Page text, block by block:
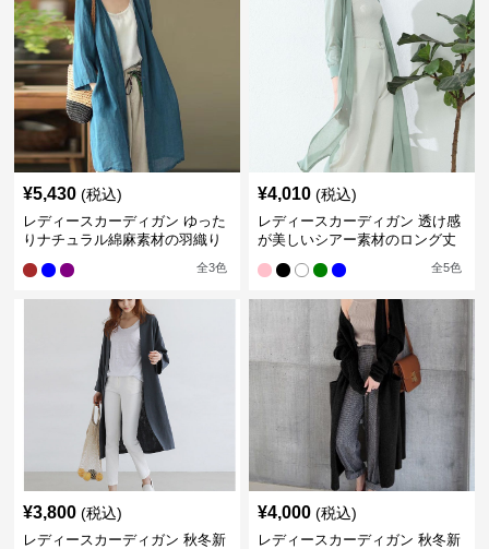
¥5,430 (税込)
レディースカーディガン ゆった
りナチュラル綿麻素材の羽織り
全3色
¥4,010 (税込)
レディースカーディガン 透け感
が美しいシアー素材のロング丈
全5色
¥3,800 (税込)
レディースカーディガン 秋冬新
¥4,000 (税込)
レディースカーディガン 秋冬新